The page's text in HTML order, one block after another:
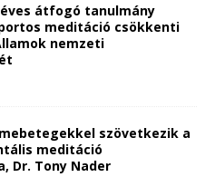
átfogó tanulmány
meditáció csökkenti
nemzeti
szövetkezik a
meditáció
Dr. Tony Nader